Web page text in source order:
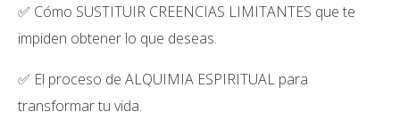
✅ Cómo SUSTITUIR CREENCIAS LIMITANTES que te
impiden obtener lo que deseas.
✅ El proceso de ALQUIMIA ESPIRITUAL para
transformar tu vida.